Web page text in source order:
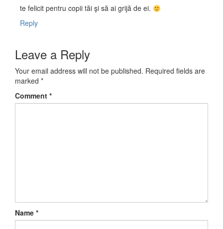
te felicit pentru copii tăi şi să ai grijă de ei.
Reply
Leave a Reply
Your email address will not be published. Required fields are
marked *
Comment *
Name *